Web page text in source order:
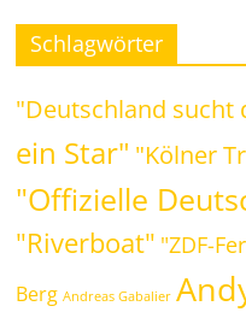
Schlagwörter
"Deutschland sucht
ein Star" "Kölner
"Offizielle
"Riverboat" "ZDF-
Berg Andreas Gabalier